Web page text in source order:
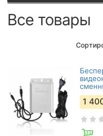
Все товары
1